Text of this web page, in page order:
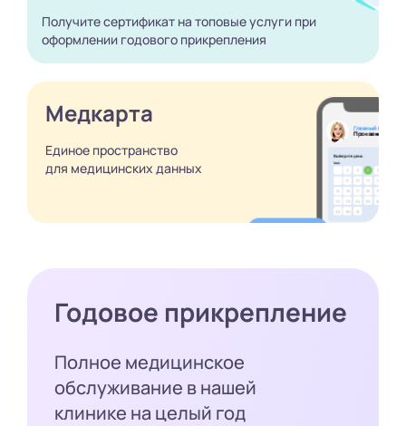
Получите сертификат на топовые услуги при
оформлении годового прикрепления
Медкарта
Единое пространство
для медицинских данных
Годовое прикрепление
Полное медицинское
обслуживание в нашей
клинике на целый год